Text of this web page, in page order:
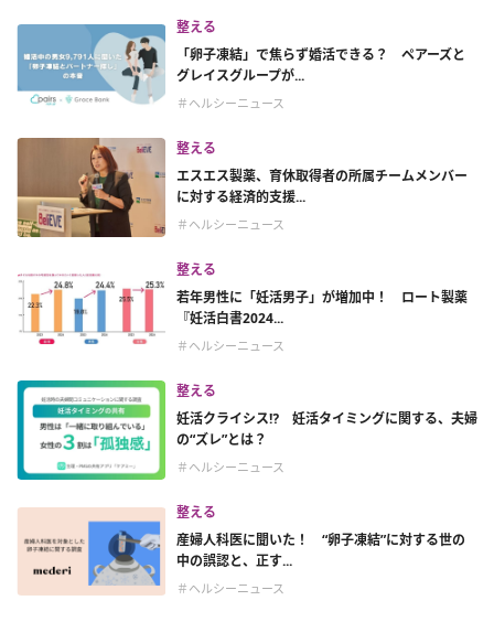
整える
「卵子凍結」で焦らず婚活できる？ ペアーズと
グレイスグループが...
＃ヘルシーニュース
整える
エスエス製薬、育休取得者の所属チームメンバー
に対する経済的支援...
＃ヘルシーニュース
整える
若年男性に「妊活男子」が増加中！ ロート製薬
『妊活白書2024...
＃ヘルシーニュース
整える
妊活クライシス⁉ 妊活タイミングに関する、夫婦
の“ズレ”とは？
＃ヘルシーニュース
整える
産婦人科医に聞いた！ “卵子凍結”に対する世の
中の誤認と、正す...
＃ヘルシーニュース